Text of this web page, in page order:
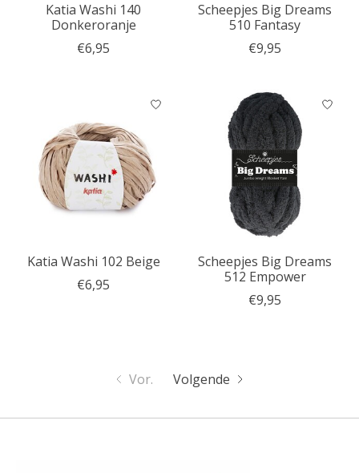
Katia Washi 140
Donkeroranje
€6,95
Scheepjes Big Dreams
510 Fantasy
€9,95
Katia Washi 102 Beige
€6,95
Scheepjes Big Dreams
512 Empower
€9,95
Vor. Volgende